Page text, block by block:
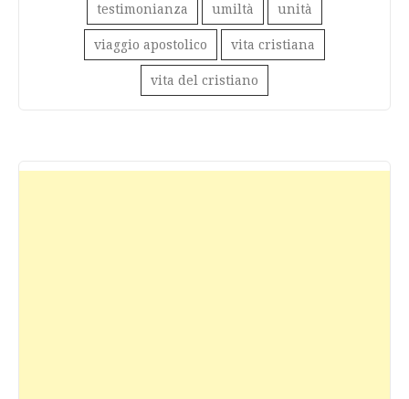
testimonianza umiltà unità
viaggio apostolico vita cristiana
vita del cristiano